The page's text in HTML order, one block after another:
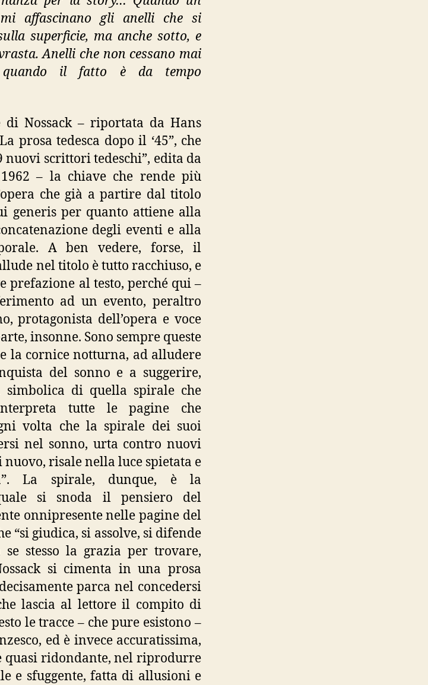
mi affascinano gli anelli che si
superficie, ma anche sotto, e
Anelli che non cessano mai
il fatto è da tempo
di Nossack – riportata da Hans
prosa tedesca dopo il ‘45”, che
scrittori tedeschi”, edita da
– la chiave che rende più
che già a partire dal titolo
generis per quanto attiene alla
degli eventi e alla
A ben vedere, forse, il
nel titolo è tutto racchiuso, e
prefazione al testo, perché qui –
ad un evento, peraltro
protagonista dell’opera e voce
insonne. Sono sempre queste
la cornice notturna, ad alludere
del sonno e a suggerire,
di quella spirale che
tutte le pagine che
volta che la spirale dei suoi
nel sonno, urta contro nuovi
risale nella luce spietata e
La spirale, dunque, è la
si snoda il pensiero del
onnipresente nelle pagine del
“si giudica, si assolve, si difende
stesso la grazia per trovare,
si cimenta in una prosa
parca nel concedersi
lascia al lettore il compito di
le tracce – che pure esistono –
ed è invece accuratissima,
quasi ridondante, nel riprodurre
e sfuggente, fatta di allusioni e